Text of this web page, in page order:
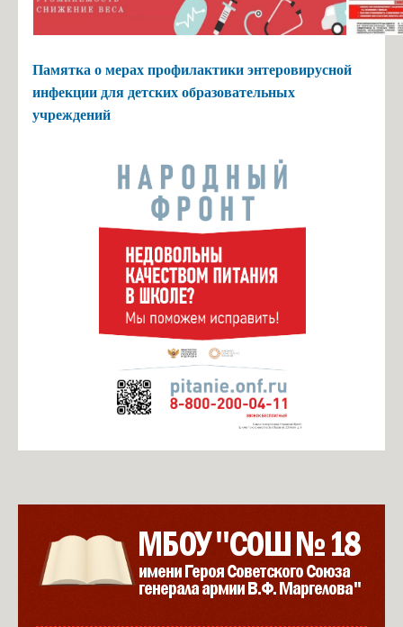
Памятка о мерах профилактики энтеровирусной
инфекции для детских образовательных
учреждений